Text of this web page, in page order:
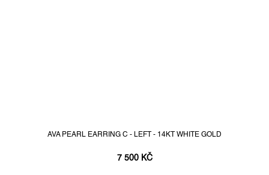
AVA PEARL EARRING C - LEFT - 14KT WHITE GOLD
7 500 KČ